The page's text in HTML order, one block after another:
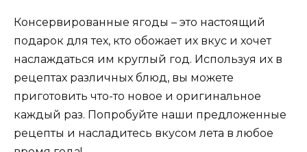
Консервированные ягоды – это настоящий
подарок для тех, кто обожает их вкус и хочет
наслаждаться им круглый год. Используя их в
рецептах различных блюд, вы можете
приготовить что-то новое и оригинальное
каждый раз. Попробуйте наши предложенные
рецепты и насладитесь вкусом лета в любое